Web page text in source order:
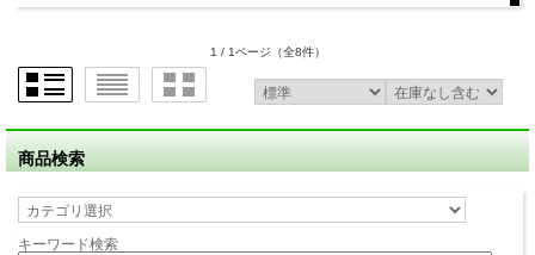
1 / 1ページ （全8件）
商品検索
キーワード検索